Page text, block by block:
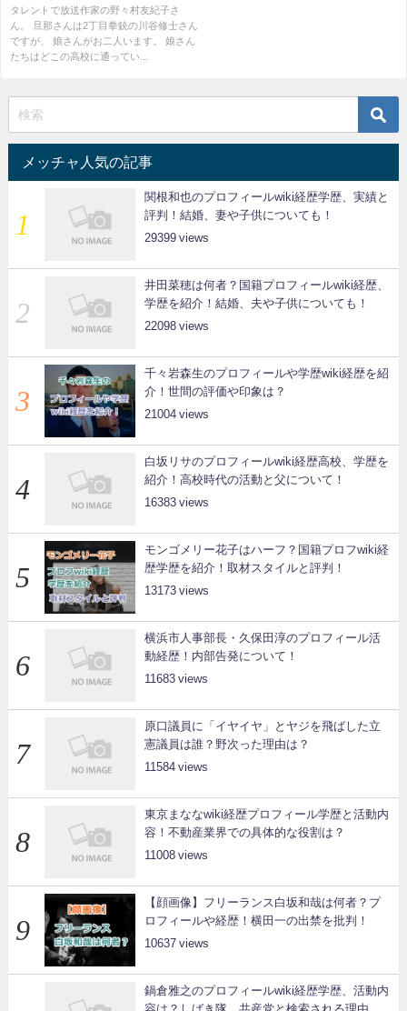
レビ出演歴を紹介！
タレントで放送作家の野々村友紀子さ
ん。 旦那さんは2丁目拳銃の川谷修士さん
ですが、 娘さんがお二人います。 娘さん
たちはどこの高校に通ってい...
メッチャ人気の記事
関根和也のプロフィールwiki経歴学歴、実績と
評判！結婚、妻や子供についても！
29399
井田菜穂は何者？国籍プロフィールwiki経歴、
学歴を紹介！結婚、夫や子供についても！
22098
千々岩森生のプロフィールや学歴wiki経歴を紹
介！世間の評価や印象は？
21004
白坂リサのプロフィールwiki経歴高校、学歴を
紹介！高校時代の活動と父について！
16383
モンゴメリー花子はハーフ？国籍プロフwiki経
歴学歴を紹介！取材スタイルと評判！
13173
横浜市人事部長・久保田淳のプロフィール活
動経歴！内部告発について！
11683
原口議員に「イヤイヤ」とヤジを飛ばした立
憲議員は誰？野次った理由は？
11584
東京まななwiki経歴プロフィール学歴と活動内
容！不動産業界での具体的な役割は？
11008
【顔画像】フリーランス白坂和哉は何者？プ
ロフィールや経歴！横田一の出禁を批判！
10637
鍋倉雅之のプロフィールwiki経歴学歴、活動内
容は？しばき隊、共産党と検索される理由